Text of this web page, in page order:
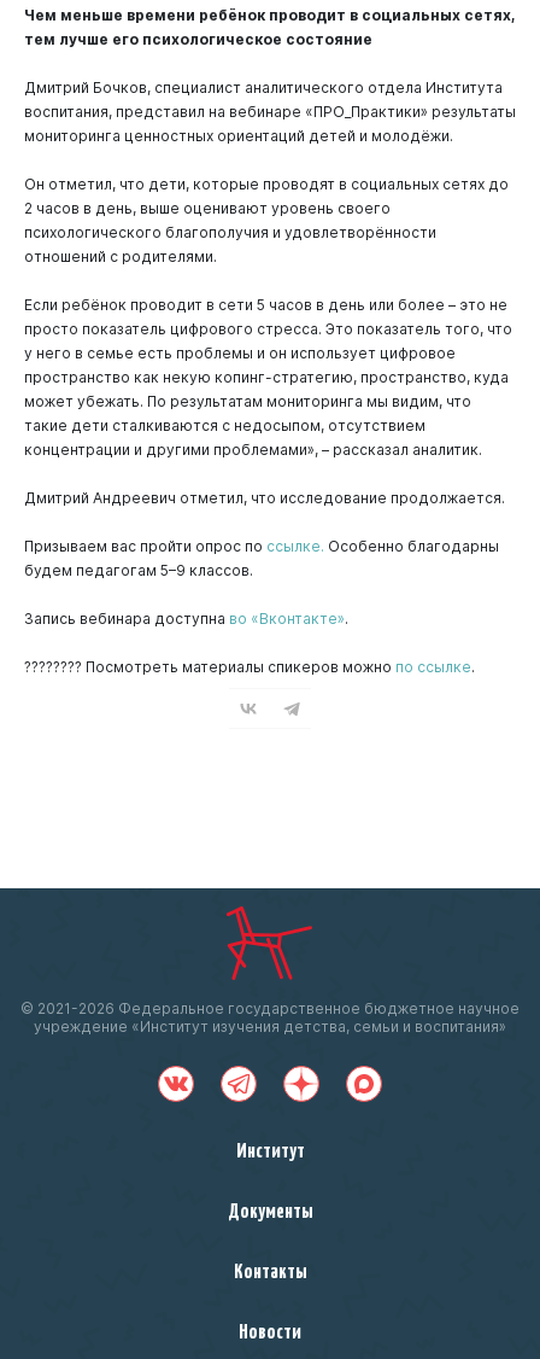
Чем меньше времени ребёнок проводит в социальных сетях,
тем лучше его психологическое состояние
Дмитрий Бочков, специалист аналитического отдела Института
воспитания, представил на вебинаре «ПРО_Практики» результаты
мониторинга ценностных ориентаций детей и молодёжи.
Он отметил, что дети, которые проводят в социальных сетях до
2 часов в день, выше оценивают уровень своего
психологического благополучия и удовлетворённости
отношений с родителями.
Если ребёнок проводит в сети 5 часов в день или более – это не
просто показатель цифрового стресса. Это показатель того, что
у него в семье есть проблемы и он использует цифровое
пространство как некую копинг-стратегию, пространство, куда
может убежать. По результатам мониторинга мы видим, что
такие дети сталкиваются с недосыпом, отсутствием
концентрации и другими проблемами», – рассказал аналитик.
Дмитрий Андреевич отметил, что исследование продолжается.
Призываем вас пройти опрос по ссылке. Особенно благодарны
будем педагогам 5–9 классов.
Запись вебинара доступна во «Вконтакте».
???????? Посмотреть материалы спикеров можно по ссылке.
© 2021-2026 Федеральное государственное бюджетное научное
учреждение «Институт изучения детства, семьи и воспитания»
Институт
Документы
Контакты
Новости